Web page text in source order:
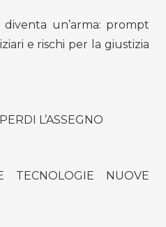
un’arma: prompt
e rischi per la giustizia
L’ASSEGNO
TECNOLOGIE NUOVE